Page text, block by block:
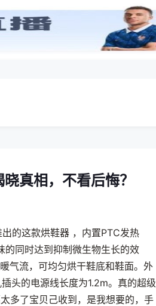
真相，不看后悔？
的这款烘鞋器 ，内置PTC发热
的同时达到抑制微生物生长的效
气流，可均匀烘干鞋底和鞋面。外
头的电源线长度为1.2m。真的超级
多了宝贝己收到，是我想要的，手